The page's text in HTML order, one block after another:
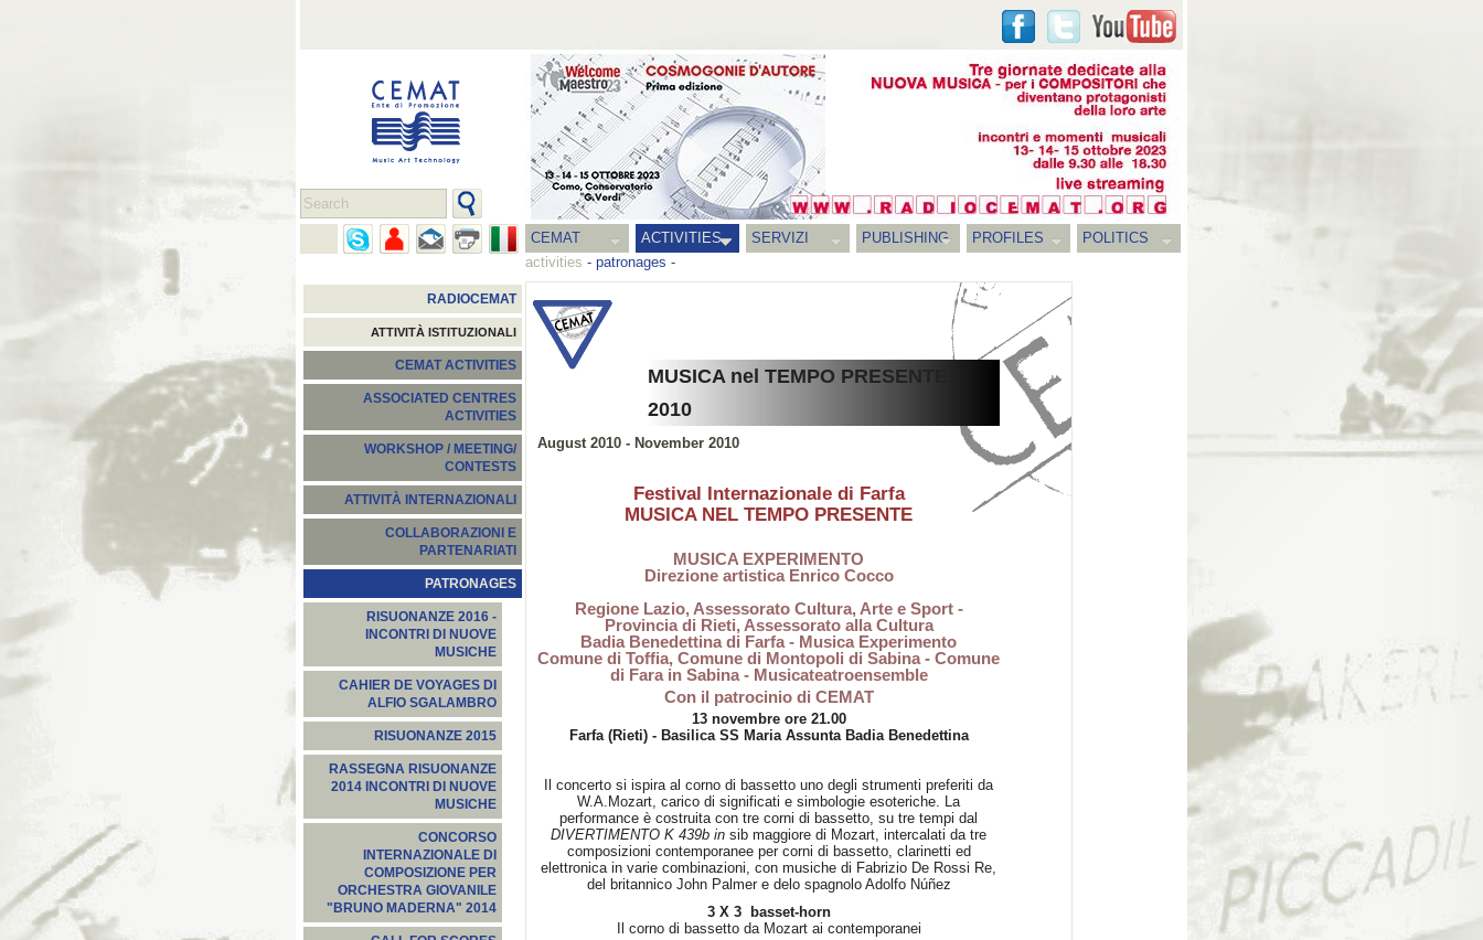
CEMAT ACTIVITIES SERVIZI PUBLISHING PROFILES
POLITICS
activities - patronages -
RADIOCEMAT
ATTIVITÀ ISTITUZIONALI
CEMAT ACTIVITIES
ASSOCIATED CENTRES
ACTIVITIES
WORKSHOP / MEETING/
CONTESTS
ATTIVITÀ INTERNAZIONALI
COLLABORAZIONI E
PARTENARIATI
PATRONAGES
RISUONANZE 2016 -
INCONTRI DI NUOVE
MUSICHE
CAHIER DE VOYAGES DI
ALFIO SGALAMBRO
RISUONANZE 2015
RASSEGNA RISUONANZE
2014 INCONTRI DI NUOVE
MUSICHE
CONCORSO
INTERNAZIONALE DI
COMPOSIZIONE PER
ORCHESTRA GIOVANILE
"BRUNO MADERNA" 2014
MUSICA nel TEMPO PRESENTE
2010
August 2010 - November 2010
Festival Internazionale di Farfa
MUSICA NEL TEMPO PRESENTE
MUSICA EXPERIMENTO
Direzione artistica Enrico Cocco
Regione Lazio, Assessorato Cultura, Arte e Sport -
Provincia di Rieti, Assessorato alla Cultura
Badia Benedettina di Farfa - Musica Experimento
Comune di Toffia, Comune di Montopoli di Sabina - Comune
di Fara in Sabina - Musicateatroensemble
Con il patrocinio di CEMAT
13 novembre ore 21.00
Farfa (Rieti) - Basilica SS Maria Assunta Badia Benedettina
Il concerto si ispira al corno di bassetto uno degli strumenti preferiti da
W.A.Mozart, carico di significati e simbologie esoteriche. La
performance è costruita con tre corni di bassetto, su tre tempi dal
DIVERTIMENTO K 439b in sib maggiore di Mozart, intercalati da tre
composizioni contemporanee per corni di bassetto, clarinetti ed
elettronica in varie combinazioni, con musiche di Fabrizio De Rossi Re,
del britannico John Palmer e delo spagnolo Adolfo Núñez
3 X 3 basset-horn
Il corno di bassetto da Mozart ai contemporanei